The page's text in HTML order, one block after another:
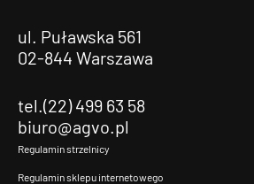
ul. Puławska 561
02-844 Warszawa
tel.(22) 499 63 58
biuro@agvo.pl
Regulamin strzelnicy
Regulamin sklepu internetowego